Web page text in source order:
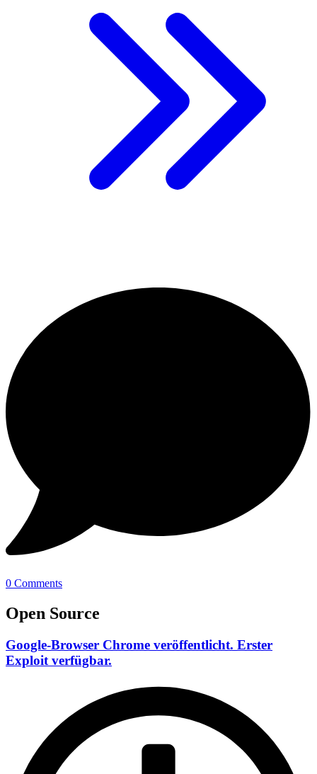
0 Comments
Open Source
Google-Browser Chrome veröffentlicht. Erster
Exploit verfügbar.